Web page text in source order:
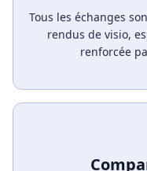
Tous les échanges
rendus de visio,
renforcée